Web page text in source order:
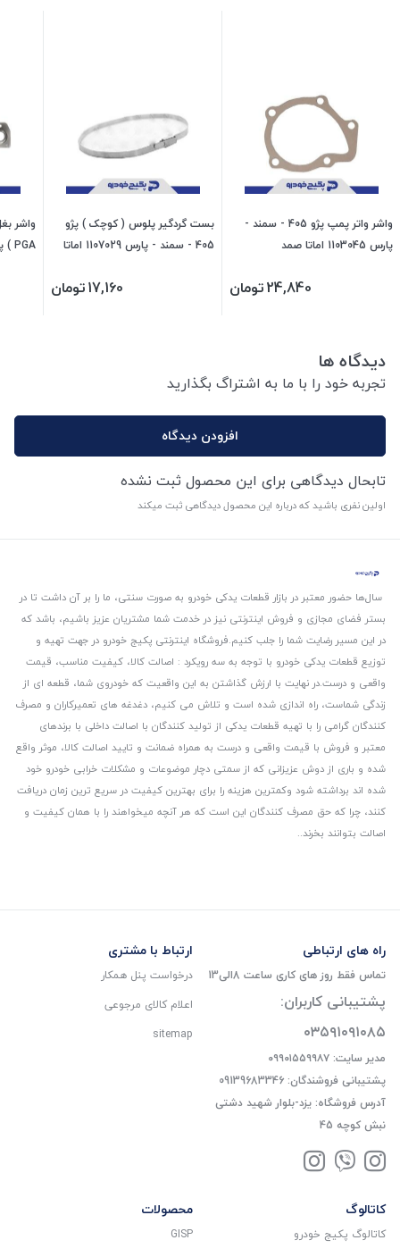
واشر واتر پمپ پژو 405 - سمند -
پارس 1103045 اماتا صمد
24,840تومان
بست گردگیر پلوس ( کوچک ) پژو
405 - سمند - پارس 1107029 اماتا
17,160تومان
واشر
دیدگاه ها
تجربه خود را با ما به اشتراگ بگذارید
افزودن دیدگاه
تابحال دیدگاهی برای این محصول ثبت نشده
اولین نفری باشید که درباره این محصول دیدگاهی ثبت میکند
سال‌ها حضور معتبر در بازار قطعات یدکی خودرو به صورت سنتی، ما را بر آن داشت تا در
بستر فضای مجازی و فروش اینترنتی نیز در خدمت شما مشتریان عزیز باشیم، باشد که
در این مسیر رضایت شما را جلب کنیم.فروشگاه اینترنتی پکیج خودرو در جهت تهیه و
توزیع قطعات یدکی خودرو با توجه به سه رویکرد : اصالت کالا، کیفیت مناسب، قیمت
واقعی و درست.در نهایت با ارزش گذاشتن به این واقعیت که خودروی شما، قطعه ای از
زندگی شماست، راه اندازی شده است و تلاش می کنیم، دغدغه های تعمیرکاران و مصرف
کنندگان گرامی را با تهیه قطعات یدکی از تولید کنندگان با اصالت داخلی با برندهای
معتبر و فروش با قیمت واقعی و درست به همراه ضمانت و تایید اصالت کالا، موثر واقع
شده و باری از دوش عزیزانی که از سمتی دچار موضوعات و مشکلات خرابی خودرو خود
شده اند برداشته شود و‌کمترین هزینه را برای بهترین کیفیت در سریع ترین زمان دریافت
کنند، چرا که حق مصرف کنندگان این است که هر آنچه میخواهند را با همان کیفیت و
اصالت بتوانند بخرند..
راه های ارتباطی
تماس فقط روز های کاری ساعت 8الی13
پشتیبانی کاربران:
۰۳۵۹۱۰۹۱۰۸۵
مدیر سایت: ۰۹۹۰۱۵۵۹۹۸۷
پشتیبانی فروشندگان: 09139683346
آدرس فروشگاه: یزد-بلوار شهید دشتی
نبش کوچه 45
ارتباط با مشتری
درخواست پنل همکار
اعلام کالای مرجوعی
sitemap
کاتالوگ
کاتالوگ پکیج خودرو
محصولات
GISP